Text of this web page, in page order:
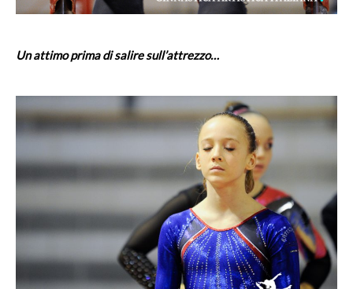
Un attimo prima di salire sull’attrezzo…